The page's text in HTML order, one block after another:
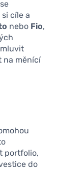
se
cíle a
nebo Fio,
na měnící
portfolio,
do